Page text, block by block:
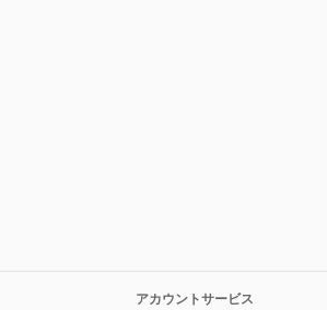
アカウントサービス